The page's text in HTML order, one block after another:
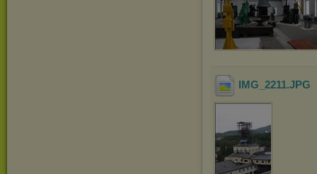
IMG_2211.JPG